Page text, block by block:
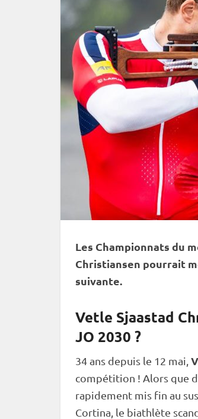
Les Championnats du
Christiansen pourrait
suivante.
Vetle Sjaastad
JO 2030 ?
34 ans depuis le 12 mai,
compétition ! Alors que
rapidement mis fin au
Cortina, le biathlète